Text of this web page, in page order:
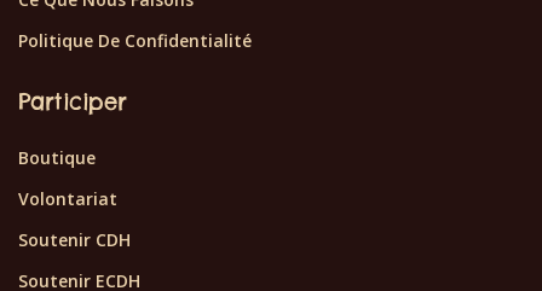
Politique De Confidentialité
Participer
Boutique
Volontariat
Soutenir CDH
Soutenir ECDH